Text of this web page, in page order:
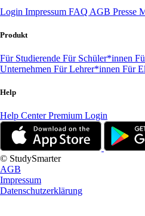
Login Impressum FAQ AGB Presse
Produkt
Für Studierende Für Schüler*innen
Unternehmen Für Lehrer*innen Für
Help
Help CenterPremium Login
© StudySmarter
AGB
Impressum
Datenschutzerklärung